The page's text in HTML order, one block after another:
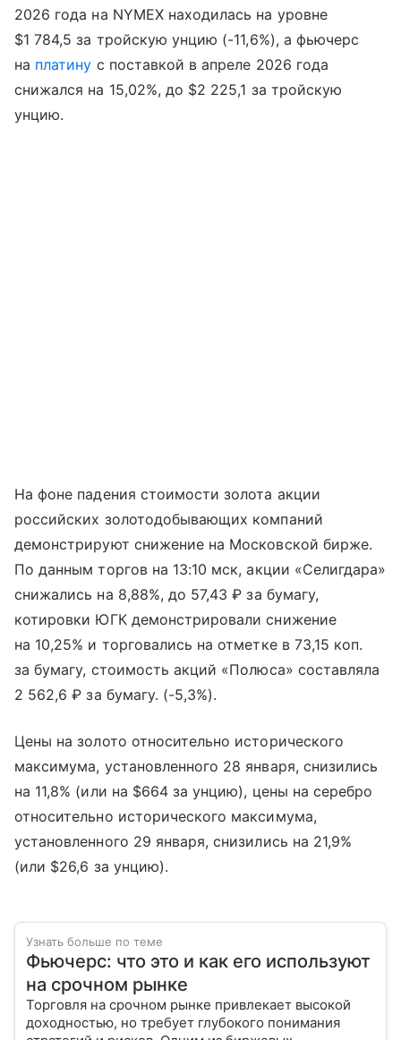
2026 года на NYMEX находилась на уровне
$1 784,5 за тройскую унцию (-11,6%), а фьючерс
на платину с поставкой в апреле 2026 года
снижался на 15,02%, до $2 225,1 за тройскую
унцию.
На фоне падения стоимости золота акции
российских золотодобывающих компаний
демонстрируют снижение на Московской бирже.
По данным торгов на 13:10 мск, акции «Селигдара»
снижались на 8,88%, до 57,43 ₽ за бумагу,
котировки ЮГК демонстрировали снижение
на 10,25% и торговались на отметке в 73,15 коп.
за бумагу, стоимость акций «Полюса» составляла
2 562,6 ₽ за бумагу. (-5,3%).
Цены на золото относительно исторического
максимума, установленного 28 января, снизились
на 11,8% (или на $664 за унцию), цены на серебро
относительно исторического максимума,
установленного 29 января, снизились на 21,9%
(или $26,6 за унцию).
Узнать больше по теме
Фьючерс: что это и как его используют
на срочном рынке
Торговля на срочном рынке привлекает высокой
доходностью, но требует глубокого понимания